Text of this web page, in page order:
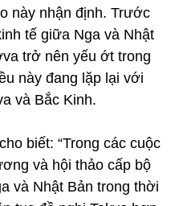
này nhận định. Trước
tế giữa Nga và Nhật
trở nên yếu ớt trong
này đang lặp lại với
và Bắc Kinh.
biết: “Trong các cuộc
và hội thảo cấp bộ
và Nhật Bản trong thời